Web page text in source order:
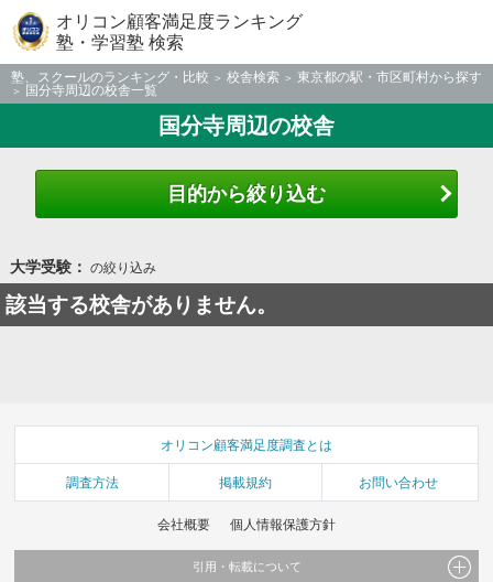
オリコン顧客満足度ランキング
塾・学習塾 検索
塾、スクールのランキング・比較 校舎検索
東京都の駅・市区町村から探す
国分寺周辺の校舎一覧
国分寺周辺の校舎
目的から絞り込む
大学受験： の絞り込み
該当する校舎がありません。
オリコン顧客満足度調査とは
調査方法 掲載規約 お問い合わせ
会社概要 個人情報保護方針
引用・転載について